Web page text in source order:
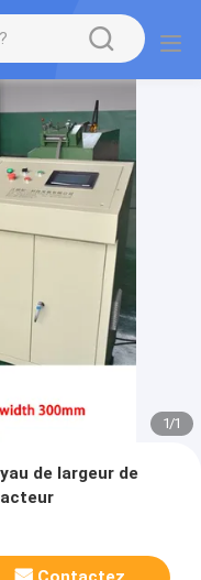
1/1
de largeur de